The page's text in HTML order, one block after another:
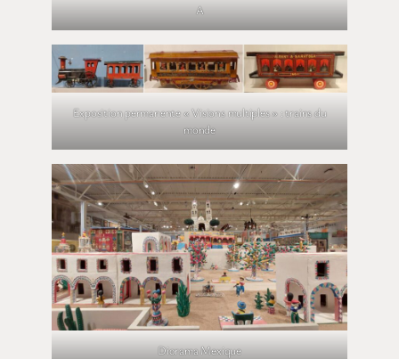
A
Exposition permanente « Visions multiples » : trains du
monde
Diorama Mexique